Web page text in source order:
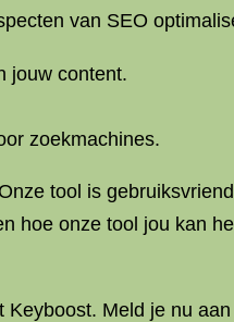
van SEO
jouw content.
zoekmachines.
tool is
hoe onze tool jou kan
Keyboost. Meld je nu